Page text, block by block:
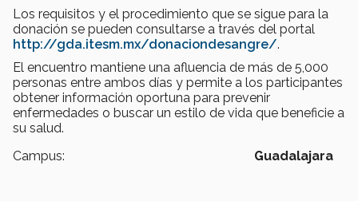
Los requisitos y el procedimiento que se sigue para la
donación se pueden consultarse a través del portal
http://gda.itesm.mx/donaciondesangre/.
El encuentro mantiene una afluencia de más de 5,000
personas entre ambos días y permite a los participantes
obtener información oportuna para prevenir
enfermedades o buscar un estilo de vida que beneficie a
su salud.
Campus:
Guadalajara